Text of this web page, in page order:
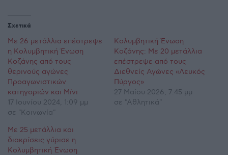
Σχετικά
Με 26 μετάλλια επέστρεψε
η Κολυμβητική Ένωση
Κοζάνης από τους
θερινούς αγώνες
Προαγωνιστικών
κατηγοριών και Μίνι
17 Ιουνίου 2024, 1:09 μμ
σε "Κοινωνία"
Κολυμβητική Ένωση
Κοζάνης: Με 20 μετάλλια
επέστρεψε από τους
Διεθνείς Αγώνες «Λευκός
Πύργος»
27 Μαΐου 2026, 7:45 μμ
σε "Αθλητικά"
Με 25 μετάλλια και
διακρίσεις γύρισε η
Κολυμβητική Ένωση